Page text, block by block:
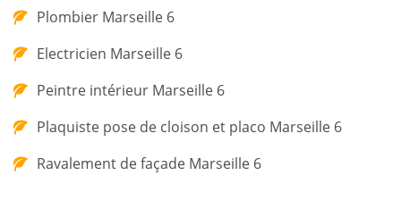
Plombier Marseille 6
Electricien Marseille 6
Peintre intérieur Marseille 6
Plaquiste pose de cloison et placo Marseille 6
Ravalement de façade Marseille 6